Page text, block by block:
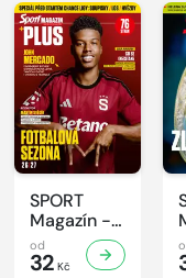
SPORT
Magazín -
30/2026
od
32 Kč